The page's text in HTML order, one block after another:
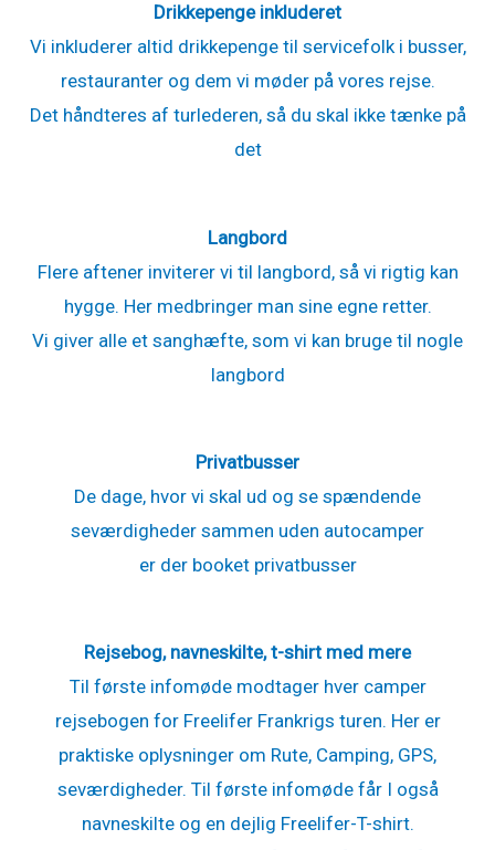
Drikkepenge inkluderet
Vi inkluderer altid drikkepenge til servicefolk i busser,
restauranter og dem vi møder på vores rejse.
Det håndteres af turlederen, så du skal ikke tænke på
det
Langbord
Flere aftener inviterer vi til langbord, så vi rigtig kan
hygge. Her medbringer man sine egne retter.
Vi giver alle et sanghæfte, som vi kan bruge til nogle
langbord
Privatbusser
De dage, hvor vi skal ud og se spændende
seværdigheder sammen uden autocamper
er der booket privatbusser
Rejsebog, navneskilte, t-shirt med mere
Til første infomøde modtager hver camper
rejsebogen for Freelifer Frankrigs turen. Her er
praktiske oplysninger om Rute, Camping, GPS,
seværdigheder. Til første infomøde får I også
navneskilte og en dejlig Freelifer-T-shirt.